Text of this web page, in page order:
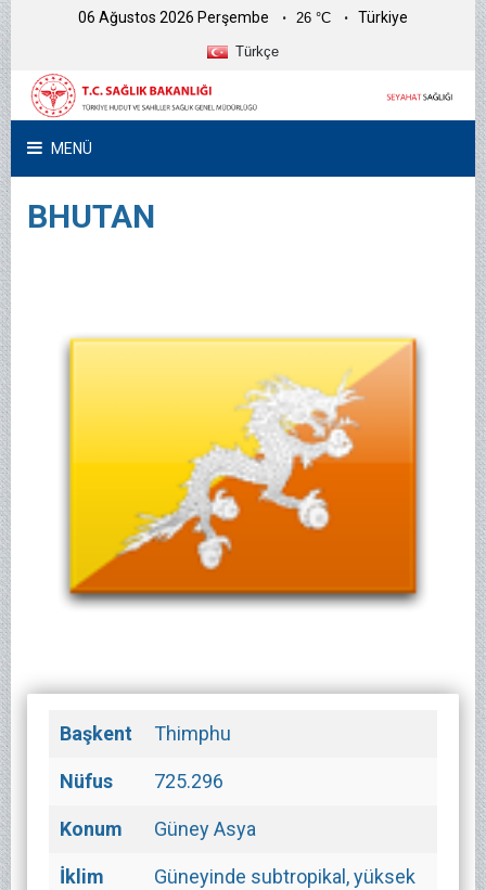
06 Ağustos 2026 Perşembe 26 °C Türkiye
Türkçe
MENÜ
BHUTAN
Başkent Thimphu
Nüfus 725.296
Konum Güney Asya
İklim
Güneyinde subtropikal, yüksek